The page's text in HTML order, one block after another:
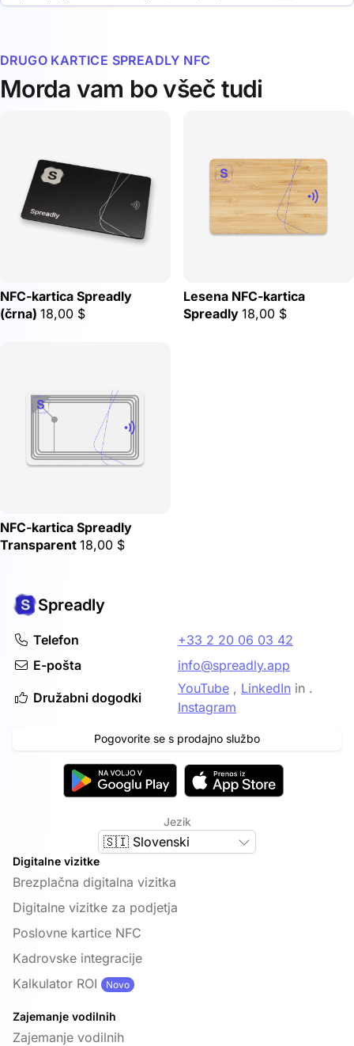
DRUGO KARTICE SPREADLY NFC
Morda vam bo všeč tudi
NFC-kartica Spreadly
(črna) 18,00 $
Lesena NFC-kartica
Spreadly 18,00 $
NFC-kartica Spreadly
Transparent 18,00 $
Spreadly
Telefon
+33 2 20 06 03 42
E-pošta
info@spreadly.app
Družabni dogodki
YouTube , LinkedIn in .
Instagram
Pogovorite se s prodajno službo
Jezik
🇸🇮 Slovenski
Digitalne vizitke
Brezplačna digitalna vizitka
Digitalne vizitke za podjetja
Poslovne kartice NFC
Kadrovske integracije
Kalkulator ROI
Novo
Zajemanje vodilnih
Zajemanje vodilnih